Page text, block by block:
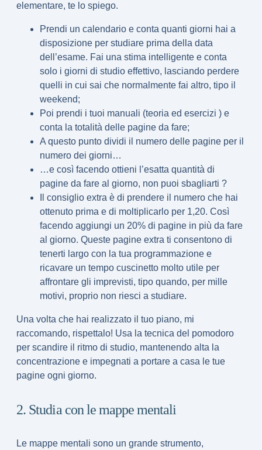
elementare, te lo spiego.
Prendi un calendario econta quanti giorni hai a
disposizione per studiare prima della data
dell’esame. Fai una stima intelligente e conta
solo igiorni di studio effettivo, lasciando perdere
quelli in cui sai che normalmente fai altro, tipo il
weekend;
Poi prendi i tuoi manuali (teoria ed esercizi ) e
conta latotalità delle pagine da fare;
A questo puntodividi il numero delle pagine per il
numero dei giorni…
…e così facendo ottieni l’esatta quantità di
pagine da fare al giorno, non puoi sbagliarti ?
Il consiglio extra è di prendere il numero che hai
ottenuto prima e di moltiplicarlo per 1,20. Così
facendo aggiungi un 20% di pagine in più da fare
al giorno. Queste pagine extra ti consentono di
tenerti largo con la tua programmazione e
ricavare untempo cuscinetto molto utile per
affrontare gli imprevisti, tipo quando, per mille
motivi, proprio non riesci a studiare.
Una volta che hai realizzato il tuo piano, mi
raccomando, rispettalo! Usa latecnica del pomodoro
per scandire il ritmo di studio, mantenendo alta la
concentrazione e impegnati a portare a casa le tue
pagine ogni giorno.
2. Studia con le mappe mentali
Le mappe mentali sono un grande strumento,